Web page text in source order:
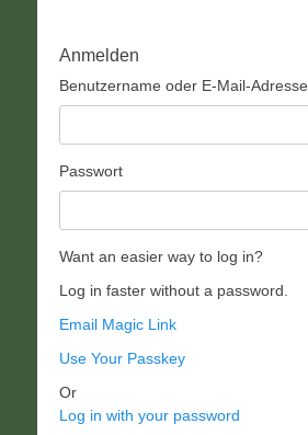
Anmelden
Benutzername oder E-Mail-Adresse
Passwort
Want an easier way to log in?
Log in faster without a password.
Email Magic Link
Use Your Passkey
Or
Log in with your password